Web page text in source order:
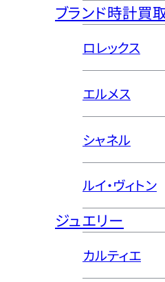
ブランド時計買
ロレックス
エルメス
シャネル
ルイ・ヴィトン
ジュエリー
カルティエ